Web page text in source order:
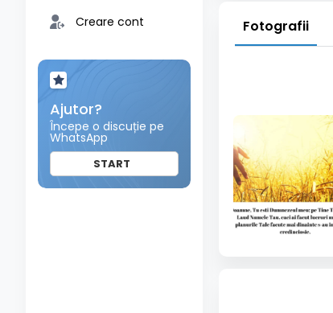
Creare cont
Ajutor?
Începe o discuție pe
WhatsApp
START
Fotografii